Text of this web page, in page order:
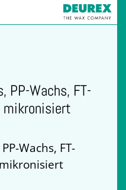
PP-Wachs, FT-
mikronisiert
Wachs, FT-